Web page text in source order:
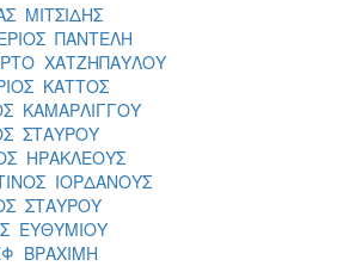
ΜΙΤΣΙΔΗΣ
ΠΑΝΤΕΛΗ
ΧΑΤΖΗΠΑΥΛΟΥ
ΚΑΤΤΟΣ
ΚΑΜΑΡΛΙΓΓΟΥ
ΣΤΑΥΡΟΥ
ΗΡΑΚΛΕΟΥΣ
ΙΟΡΔΑΝΟΥΣ
ΣΤΑΥΡΟΥ
ΕΥΘΥΜΙΟΥ
ΒΡΑΧΙΜΗ